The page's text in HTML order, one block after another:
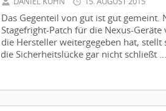
Das Gegenteil von gut ist gut gemeint.
Stagefright-Patch für die Nexus-
die Hersteller weitergegeben hat, stellt
die Sicherheitslücke gar nicht schließt ...